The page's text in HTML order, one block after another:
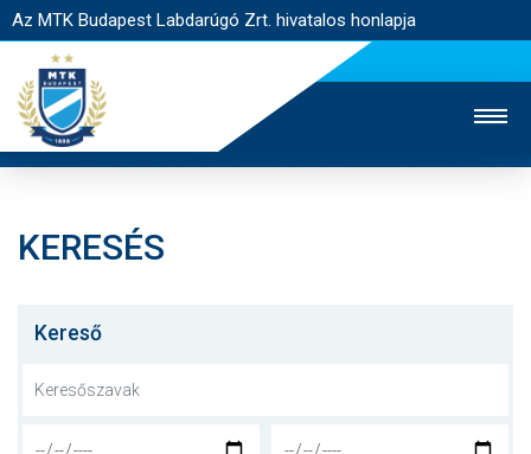
Az MTK Budapest Labdarúgó Zrt. hivatalos honlapja
JEGYÉRTÉKESÍTÉS
NYITÓLAP
KERESÉS
Kereső